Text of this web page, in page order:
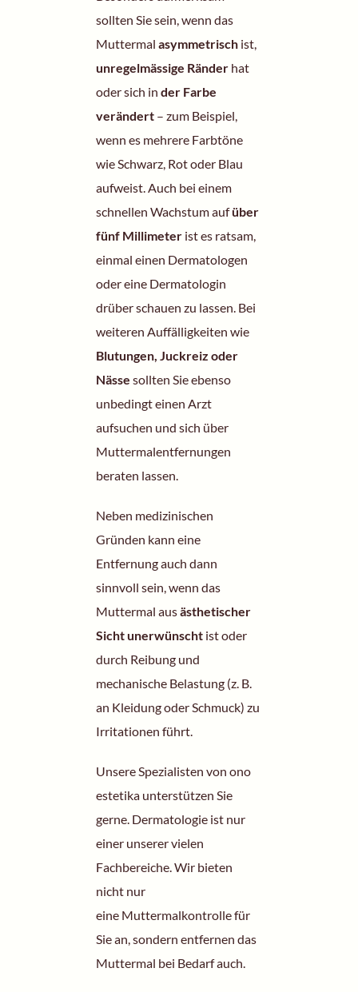
sollten Sie sein, wenn das
Muttermal asymmetrischist,
unregelmässige Ränderhat
oder sich in der Farbe
verändert– zum Beispiel,
wenn es mehrere Farbtöne
wie Schwarz, Rot oder Blau
aufweist. Auch bei einem
schnellen Wachstum aufüber
fünf Millimeterist es ratsam,
einmal einen Dermatologen
oder eine Dermatologin
drüber schauen zu lassen. Bei
weiteren Auffälligkeiten wie
Blutungen, Juckreiz oder
Nässe sollten Sie ebenso
unbedingt einen Arzt
aufsuchen und sich über
Muttermalentfernungen
beraten lassen.
Neben medizinischen
Gründen kann eine
Entfernung auch dann
sinnvoll sein, wenn das
Muttermal ausästhetischer
Sicht unerwünschtist oder
durch Reibung und
mechanische Belastung (z. B.
an Kleidung oder Schmuck) zu
Irritationen führt.
Unsere Spezialisten von ono
estetika unterstützen Sie
gerne. Dermatologie ist nur
einer unserer vielen
Fachbereiche. Wir bieten
nicht nur
eine Muttermalkontrollefür
Sie an, sondern entfernen das
Muttermal bei Bedarf auch.